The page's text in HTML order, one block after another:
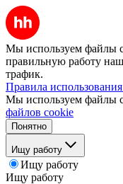
Мы используем файлы
правильную работу
трафик.
Правила
Мы используем файлы
файлов cookie
Понятно
Ищу работу
Ищу работу
Ищу работу